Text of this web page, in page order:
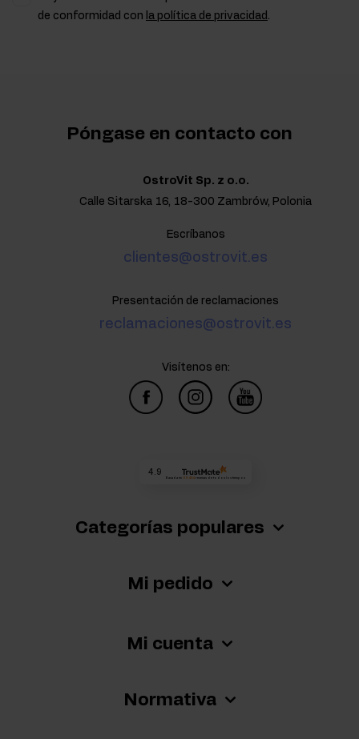
de conformidad con la política de privacidad
Categorías populares
Mi pedido
Mi cuenta
Normativa
Póngase en contacto con
OstroVit Sp. z o.o.
Calle Sitarska 16, 18-300 Zambrów, Polonia
Escríbanos
clientes@ostrovit.es
Presentación de reclamaciones
reclamaciones@ostrovit.es
Visítenos en:
4.9
Basada en 68 484reseñas de todos los tiempos